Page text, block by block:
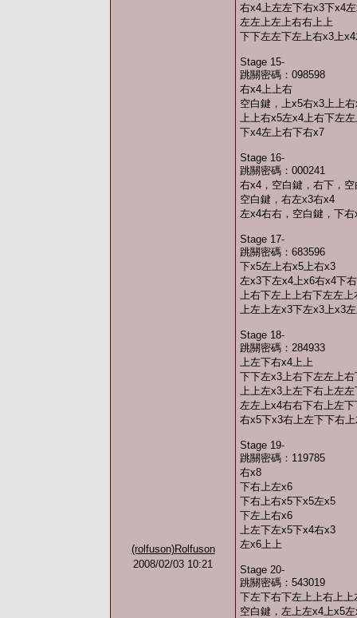
(rolfuson)Rolfuson
2008/02/03 10:21
右x4上左左下右x3下x4
左左上左上右右上上
下下左左下左上右x3上
Stage 15-
跳關密碼：098598
右x4上上右
空白鍵，上x5右x3上上
上上右x5左x4上右下左
下x4左上右下右x7
Stage 16-
跳關密碼：000241
右x4，空白鍵，右下，
空白鍵，右左x3右x4
左x4右右，空白鍵，下右
Stage 17-
跳關密碼：683596
下x5左上右x5上右x3
左x3下左x4上x6右x4下
上右下左上上右下左左
上左上左x3下左x3上x3
Stage 18-
跳關密碼：284933
上左下右x4上上
下下左x3上右下左左上
上上左x3上左下右上左
左左上x4右右下右上左
右x5下x3右上左下下右
Stage 19-
跳關密碼：119785
右x8
下右上左x6
下右上右x5下x5左x5
下左上右x6
上左下左x5下x4右x3
左x6上上
Stage 20-
跳關密碼：543019
下左下右下左上上右上
空白鍵，左上左x4上x5